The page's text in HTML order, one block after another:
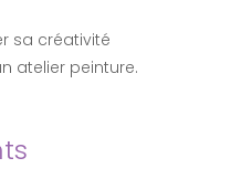
sa créativité
atelier peinture.